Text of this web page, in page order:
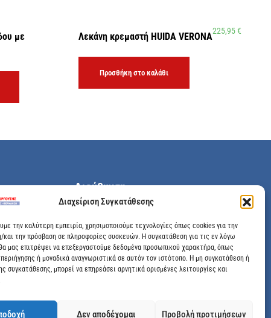
Διαχείριση Συγκατάθεσης
την καλύτερη εμπειρία, χρησιμοποιούμε τεχνολογίες όπως cookies για την
και την πρόσβαση σε πληροφορίες συσκευών. Η συγκατάθεση για τις εν λόγω
μας επιτρέψει να επεξεργαστούμε δεδομένα προσωπικού χαρακτήρα, όπως
ή μοναδικά αναγνωριστικά σε αυτόν τον ιστότοπο. Η μη συγκατάθεση ή
συγκατάθεσης, μπορεί να επηρεάσει αρνητικά ορισμένες λειτουργίες και
Δεν αποδέχομαι Προβολή προτιμήσεων
με
Λεκάνη κρεμαστή HUIDA VERONA225,95€
Προσθήκη στο καλάθι
Διεύθυνση
Μεγάλης Χώρας 89, Αγρίνιο, Τ.Κ: 30100
info@dimitrelis-georgousis.gr
(+30) 26410 44020